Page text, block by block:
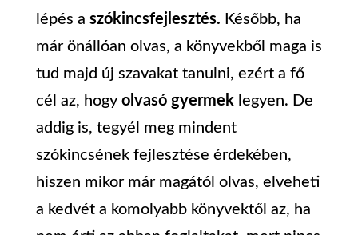
lépés a szókincsfejlesztés. Később, ha
már önállóan olvas, a könyvekből maga is
tud majd új szavakat tanulni, ezért a fő
cél az, hogy olvasó gyermeklegyen. De
addig is, tegyél meg mindent
szókincsének fejlesztése érdekében,
hiszen mikor már magától olvas, elveheti
a kedvét a komolyabb könyvektől az, ha